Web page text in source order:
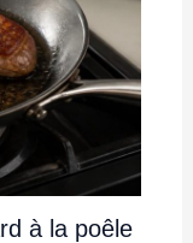
à la poêle